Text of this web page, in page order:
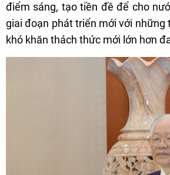
điểm sáng, tạo tiền đề để cho
giai đoạn phát triển mới với những
khó khăn thách thức mới lớn hơn